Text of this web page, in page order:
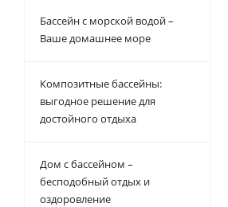
Бассейн с морской водой –
Ваше домашнее море
Композитные бассейны:
выгодное решение для
достойного отдыха
Дом с бассейном –
бесподобный отдых и
оздоровление